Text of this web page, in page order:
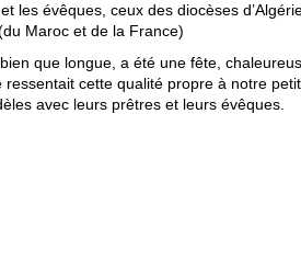
les évêques, ceux des diocèses
Maroc et de la France)
que longue, a été une fête,
ressentait cette qualité propre à notre
avec leurs prêtres et leurs évêques.